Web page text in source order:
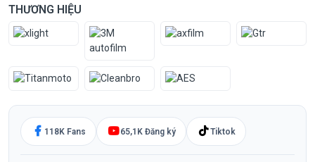
THƯƠNG HIỆU
118K Fans 65,1K Đăng ký Tiktok